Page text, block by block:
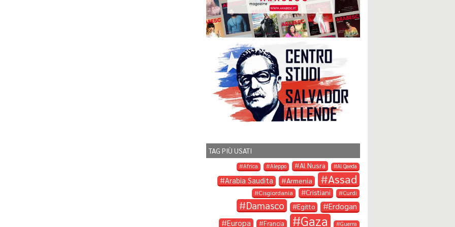
TAG PIÙ USATI
Africa Aleppo Al Nusra Al Qaeda
Arabia Saudita Armenia Assad
Cisgiordania Cristiani Curdi
Damasco Egitto
Erdogan
Europa
Francia Gaza Guerra